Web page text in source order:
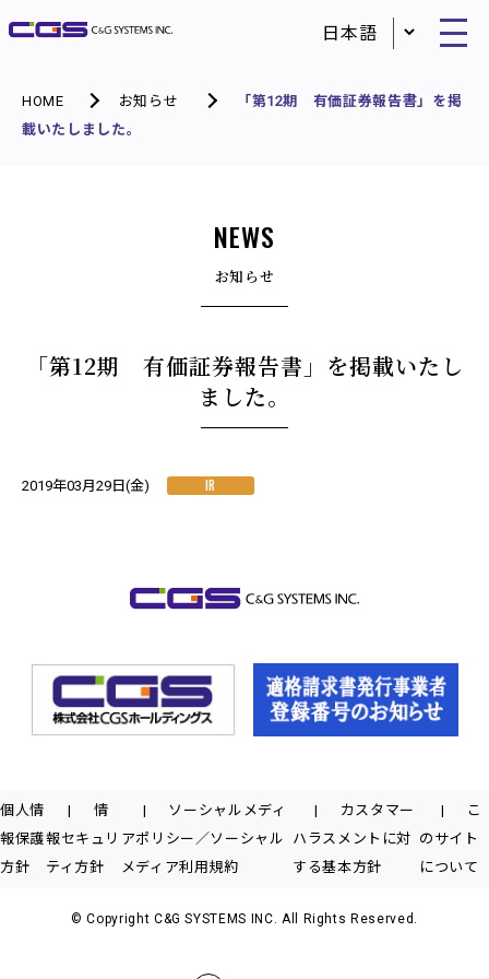
HOME お知らせ
「第12期 有価証券報告書」を掲
載いたしました。
NEWS
お知らせ
「第12期 有価証券報告書」を掲載いたし
ました。
2019年03月29日(金) IR
個人情
報保護
方針
情
報セキュリ
ティ方針
ソーシャルメディ
アポリシー／ソーシャル
メディア利用規約
カスタマー
ハラスメントに対
する基本方針
こ
のサイト
について
© Copyright C&G SYSTEMS INC. All Rights Reserved.